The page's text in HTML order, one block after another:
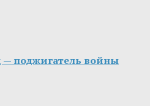
— поджигатель войны